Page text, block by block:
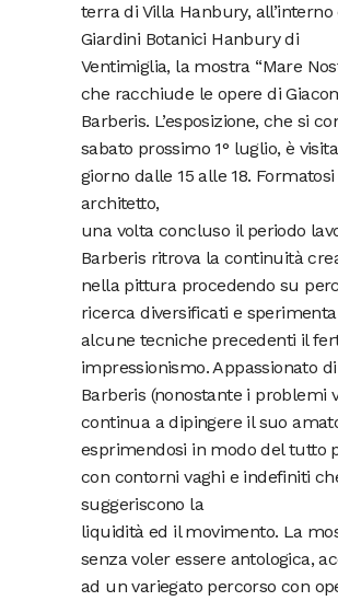
terra di Villa Hanbury, all’interno
Giardini Botanici Hanbury di
Ventimiglia, la mostra “Mare
che racchiude le opere di
Barberis. L’esposizione, che si
sabato prossimo 1° luglio, è
giorno dalle 15 alle 18.
architetto,
una volta concluso il periodo
Barberis ritrova la continuità
nella pittura procedendo su
ricerca diversificati e
alcune tecniche precedenti il
impressionismo. Appassionato
Barberis (nonostante i problemi
continua a dipingere il suo
esprimendosi in modo del tutto
con contorni vaghi e indefiniti
suggeriscono la
liquidità ed il movimento. La
senza voler essere antologica,
ad un variegato percorso con